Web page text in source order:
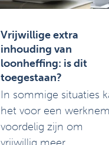
Vrijwillige extra
inhouding van
loonheffing: is dit
toegestaan?
In sommige situaties
het voor een
voordelig zijn om